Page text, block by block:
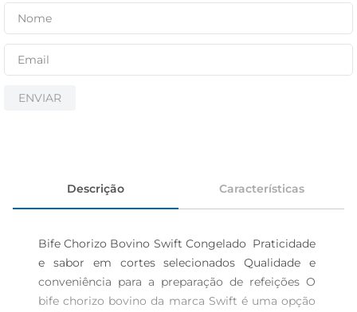
ENVIAR
Descrição Características
Bife Chorizo Bovino Swift Congelado  Praticidade
e sabor em cortes selecionados Qualidade e
conveniência para a preparação de refeições O
bife chorizo bovino da marca Swift é uma opção
papel higiênico
cerveja